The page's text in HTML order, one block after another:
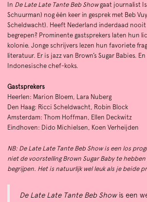
In De Late Late Tante Beb Showgaat journalist
Schuurman) nog één keer in gesprek met Beb
Scheldwacht). Heeft Nederland inderdaad
begrepen? Prominente gastsprekers laten hun
kolonie. Jonge schrijvers lezen hun favoriete
literatuur. Er is jazz van Brown’s Sugar Babies.
Indonesische chef-koks.
Gastsprekers
Heerlen: Marion Bloem, Lara Nuberg
Den Haag: Ricci Scheldwacht, Robin Block
Amsterdam: Thom Hoffman, Ellen Deckwitz
Eindhoven: Dido Michielsen, Koen Verheijden
NB: De Late Late Tante Beb Show is een los
niet de voorstelling Brown Sugar Baby te
begrijpen. Het is natuurlijk wel leuk als je beide
De Late Late Tante Beb Showis een